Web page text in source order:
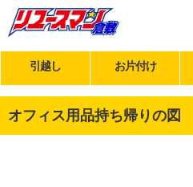
引越し お片付け
オフィス用品持ち帰りの図